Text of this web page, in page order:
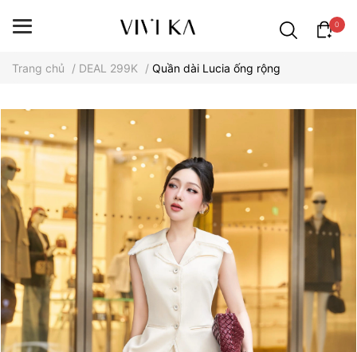
0
Trang chủ / DEAL 299K / Quần dài Lucia ống rộng